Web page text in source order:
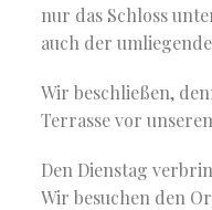
nur das Schloss
auch der
Wir beschließen,
Terrasse vor
Den Dienstag
Wir besuchen den